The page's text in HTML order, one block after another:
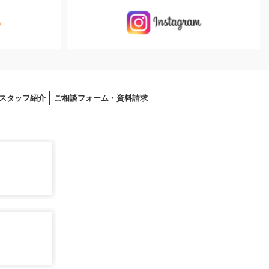
タッフ紹介 ご相談フォーム・資料請求